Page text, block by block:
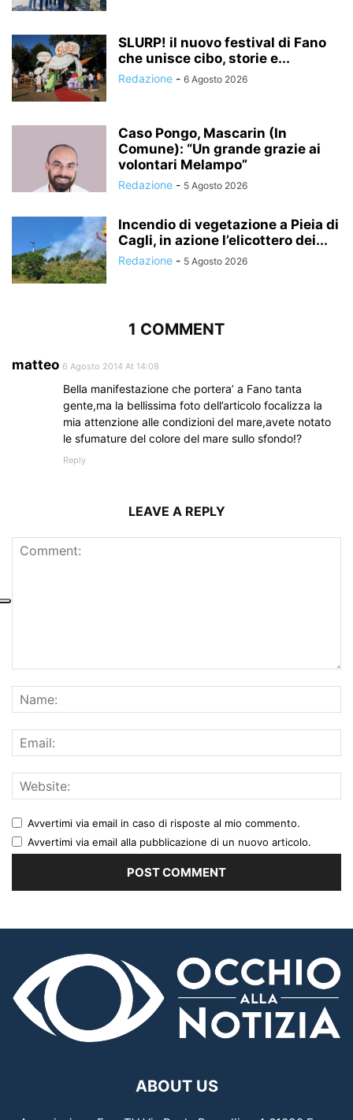
SLURP! il nuovo festival di Fano
che unisce cibo, storie e...
Redazione - 6 Agosto 2026
Caso Pongo, Mascarin (In
Comune): “Un grande grazie ai
volontari Melampo”
Redazione - 5 Agosto 2026
Incendio di vegetazione a Pieia di
Cagli, in azione l’elicottero dei...
Redazione - 5 Agosto 2026
1 COMMENT
matteo 6 Agosto 2014 At 14:08
Bella manifestazione che portera’ a Fano tanta
gente,ma la bellissima foto dell’articolo focalizza la
mia attenzione alle condizioni del mare,avete notato
le sfumature del colore del mare sullo sfondo!?
Reply
LEAVE A REPLY
Avvertimi via email in caso di risposte al mio commento.
Avvertimi via email alla pubblicazione di un nuovo articolo.
ABOUT US